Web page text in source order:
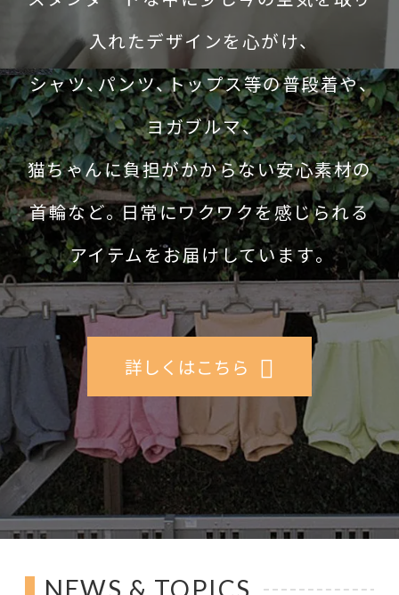
入れたデザインを心がけ、
シャツ、パンツ、トップス等の普段着や、
ヨガブルマ、
猫ちゃんに負担がかからない安心素材の
首輪など。日常にワクワクを感じられる
アイテムをお届けしています。
詳しくはこちら